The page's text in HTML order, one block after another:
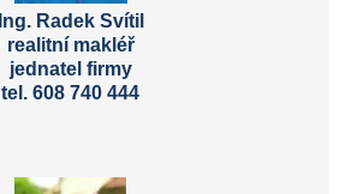
Ing. Radek Svítil
realitní makléř
jednatel firmy
tel. 608 740 444